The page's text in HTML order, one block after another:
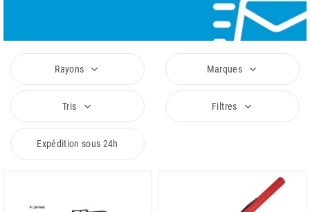
Rayons Marques
Tris Filtres
Expédition sous 24h